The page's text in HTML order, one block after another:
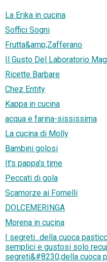
La Erika in cucina
Soffici Sogni
Frutta&amp;Zafferano
Il Gusto Del Laboratorio
Ricette Barbare
Chez Entity
Kappa in cucina
acqua e farina-sississima
La cucina di Molly
Bambini golosi
It's pappa's time
Peccati di gola
Scamorze ai Fornelli
DOLCEMERINGA
Morena in cucina
I segreti...della cuoca
semplici e gustosi solo
segreti&#8230;della cuoca